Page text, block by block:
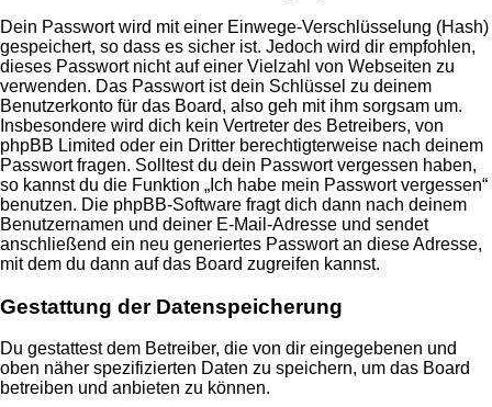
Dein Passwort wird mit einer Einwege-Verschlüsselung (Hash)
gespeichert, so dass es sicher ist. Jedoch wird dir empfohlen,
dieses Passwort nicht auf einer Vielzahl von Webseiten zu
verwenden. Das Passwort ist dein Schlüssel zu deinem
Benutzerkonto für das Board, also geh mit ihm sorgsam um.
Insbesondere wird dich kein Vertreter des Betreibers, von
phpBB Limited oder ein Dritter berechtigterweise nach deinem
Passwort fragen. Solltest du dein Passwort vergessen haben,
so kannst du die Funktion „Ich habe mein Passwort vergessen“
benutzen. Die phpBB-Software fragt dich dann nach deinem
Benutzernamen und deiner E-Mail-Adresse und sendet
anschließend ein neu generiertes Passwort an diese Adresse,
mit dem du dann auf das Board zugreifen kannst.
Gestattung der Datenspeicherung
Du gestattest dem Betreiber, die von dir eingegebenen und
oben näher spezifizierten Daten zu speichern, um das Board
betreiben und anbieten zu können.